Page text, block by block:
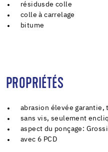
résidusde colle
colle à carrelage
bitume
PROPRIÉTÉS
abrasion élevée
sans vis, seulement
aspect du ponçage:
avec 6 PCD